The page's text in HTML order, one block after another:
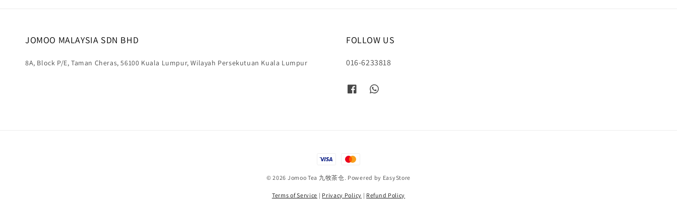
JOMOO MALAYSIA SDN BHD
8A, Block P/E, Taman Cheras, 56100 Kuala Lumpur, Wilayah Persekutuan Kuala Lumpur
FOLLOW US
016-6233818
© 2026 Jomoo Tea 九牧茶仓. Powered by EasyStore
Terms of Service | Privacy Policy | Refund Policy